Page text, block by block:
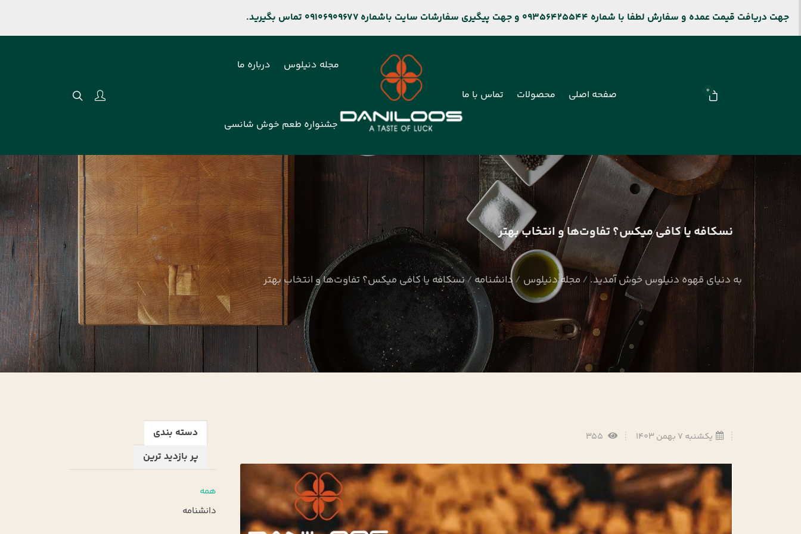
جهت دریافت قیمت عمده و سفارش لطفا با شماره 09356425544 و جهت پیگیری سفارشات سایت باشماره 09106909677 تماس بگیرید.
0 صفحه اصلی محصولات تماس با ما
مجله دنیلوس درباره ما
جشنواره طعم خوش شانسی
نسکافه یا کافی میکس؟ تفاوت‌ها و انتخاب بهتر
به دنیای قهوه دنیلوس خوش آمدید. مجله دنیلوس دانشنامه نسکافه یا کافی میکس؟ تفاوت‌ها و انتخاب بهتر
یکشنبه 7 بهمن 1403
دسته بندی
پر بازدید ترین
همه
دانشنامه